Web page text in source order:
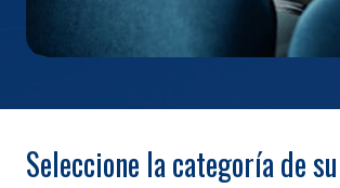
Seleccione la categoría de